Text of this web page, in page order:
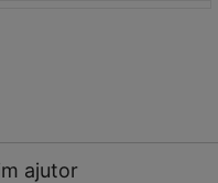
ajutor